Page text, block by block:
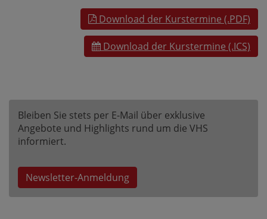
Download der Kurstermine (.PDF)
Download der Kurstermine (.ICS)
Bleiben Sie stets per E-Mail über exklusive
Angebote und Highlights rund um die VHS
informiert.
Newsletter-Anmeldung